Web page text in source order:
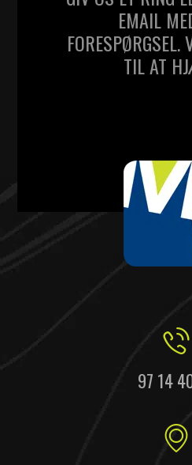
EMAIL
FORESPØRGSEL.
TIL AT
97 14